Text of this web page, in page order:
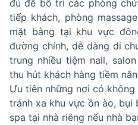
đủ để bố trí các phòng
tiếp khách, phòng
mặt bằng tại khu vực
đường chính, dễ dàng di
trung nhiều tiệm nail,
thu hút khách hàng tiềm
Ưu tiên những nơi có
tránh xa khu vực ồn ào, bụi
spa tại nhà riêng nếu nhà